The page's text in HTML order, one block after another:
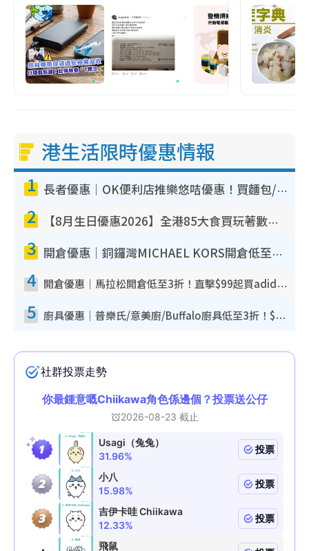
港生活限時優惠情報
1 長者優惠｜OK便利店推樂悠咭優惠！買麵包/牛奶/保健品拍卡即減
2 【8月生日優惠2026】全港85大食買玩著數攻略 自助餐/火鍋放題同行免費＋誠品/DONKI送現金券
3 開倉優惠｜銅鑼灣MICHAEL KORS開倉低至17折！直擊$500起買手袋/銀包/鞋款 必買經典Jet Set系列
4 開倉優惠｜馬拉松開倉低至3折！直擊$99起買adidas／New Balance／Puma鞋款 STANLEY保溫杯劈價至$119起
5 廚具優惠｜普樂氏/意美廚/Buffalo廚具低至3折！$89起買煎鍋／炒鑊／個人鍋 同場小家電激減至$99起